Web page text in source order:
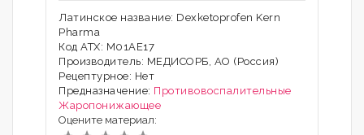
Латинское название: Dexketoprofen Kern
Pharma
Код АТХ: M01AE17
Производитель: МЕДИСОРБ, АО (Россия)
Рецептурное: Нет
Предназначение: Противовоспалительные
Жаропонижающее
Оцените материал: